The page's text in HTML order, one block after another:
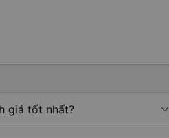
giá tốt nhất?